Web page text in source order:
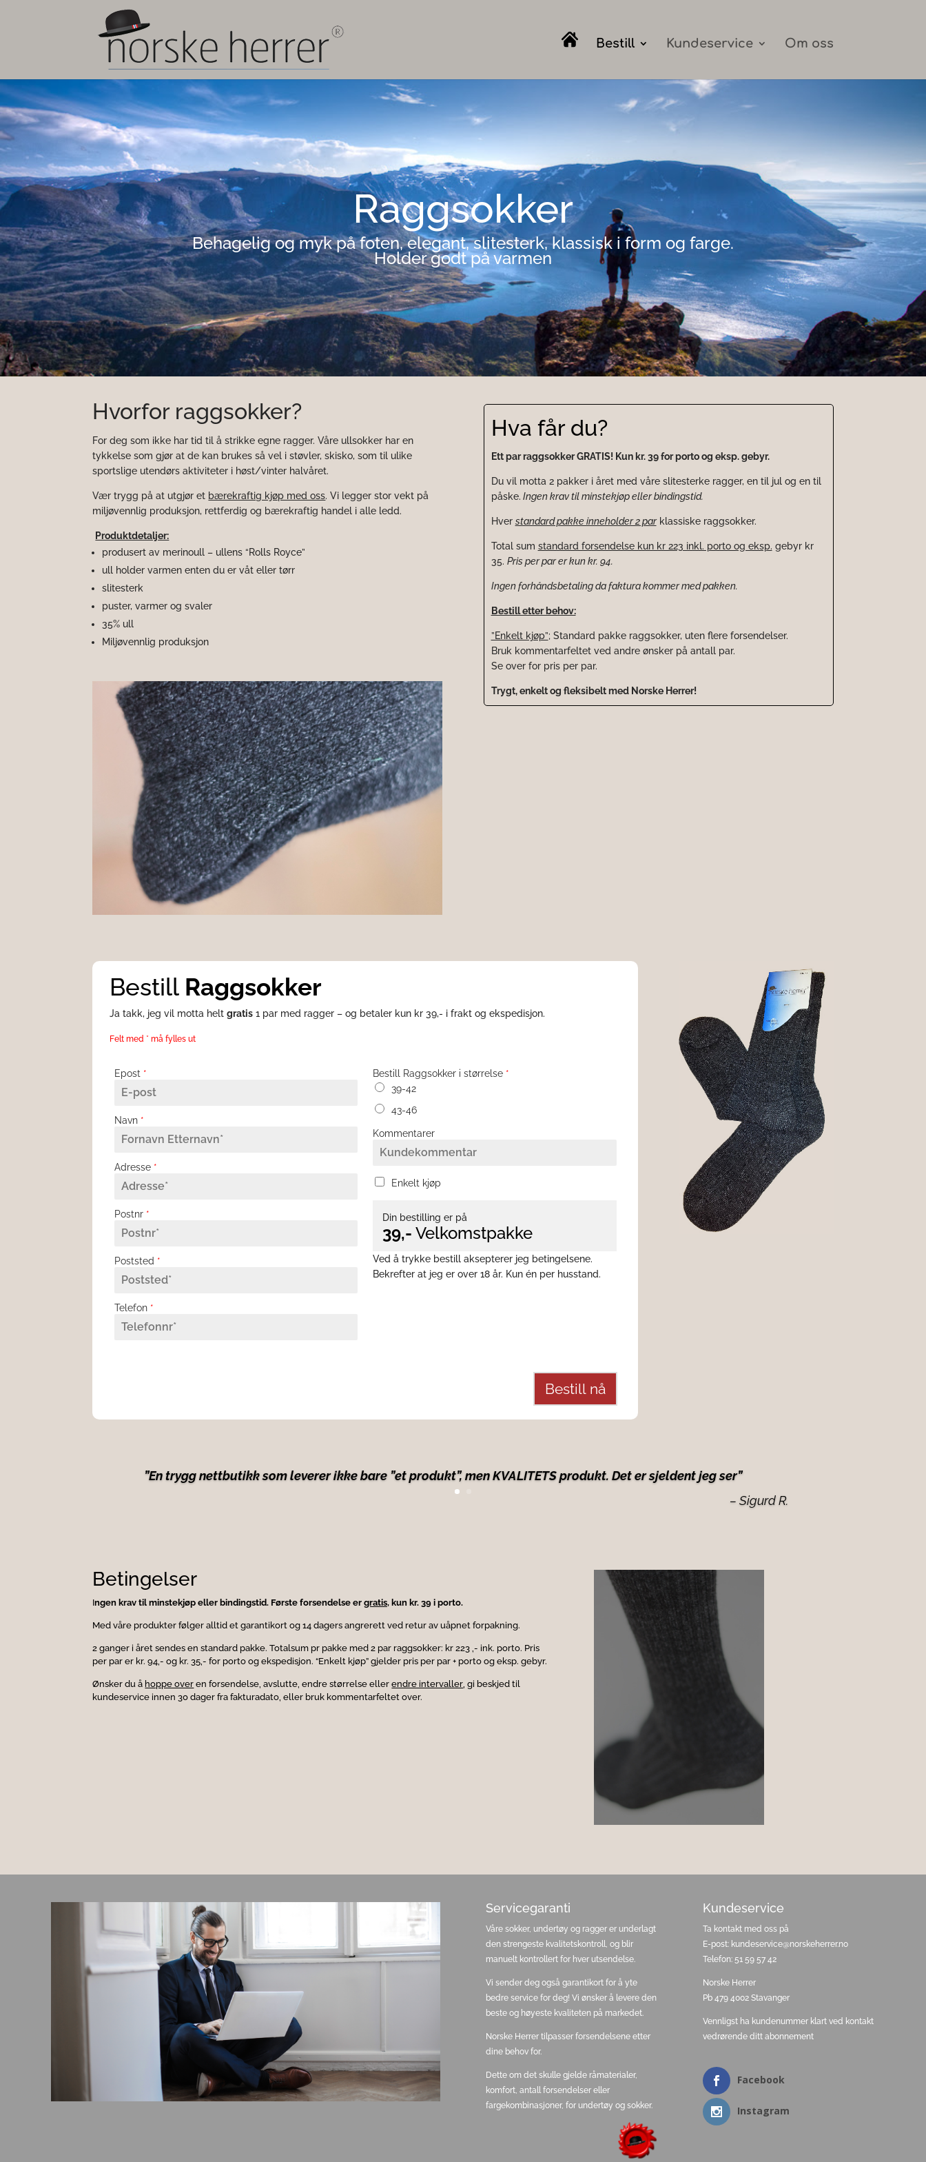
Bestill Kundeservice Om oss
Raggsokker
Behagelig og myk på foten, elegant, slitesterk, klassisk i form og farge.
Holder godt på varmen
Hvorfor raggsokker?
For deg som ikke har tid til å strikke egne ragger. Våre ullsokker har en
tykkelse som gjør at de kan brukes så vel i støvler, skisko, som til ulike
sportslige utendørs aktiviteter i høst/vinter halvåret.
Vær trygg på at utgjør et bærekraftig kjøp med oss. Vi legger stor vekt på
miljøvennlig produksjon, rettferdig og bærekraftig handel i alle ledd.
Produktdetaljer:
produsert av merinoull – ullens “Rolls Royce”
ull holder varmen enten du er våt eller tørr
slitesterk
puster, varmer og svaler
35% ull
Miljøvennlig produksjon
Hva får du?
Ett par raggsokker GRATIS! Kun kr. 39 for porto og eksp. gebyr.
Du vil motta 2 pakker i året med våre slitesterke ragger, en til jul og en til
påske. Ingen krav til minstekjøp eller bindingstid.
Hver standard pakke inneholder 2 parklassiske raggsokker.
Total sum standard forsendelse kun kr 223 inkl. porto og eksp. gebyr kr
35. Pris per par er kun kr. 94.
Ingen forhåndsbetaling da faktura kommer med pakken.
Bestill etter behov:
”Enkelt kjøp”;Standard pakke raggsokker, uten flere forsendelser.
Bruk kommentarfeltet ved andre ønsker på antall par.
Se over for pris per par.
Trygt, enkelt og fleksibelt med Norske Herrer!
Bestill Raggsokker
Ja takk, jeg vil motta heltgratis 1 par med ragger – og betaler kun kr 39,- i frakt og ekspedisjon.
Felt med * må fylles ut
Epost *
Navn *
Adresse *
Postnr *
Poststed *
Telefon *
Bestill Raggsokker i størrelse *
39-42
43-46
Kommentarer
E
k
ø
Enkelt kjøp
Din bestilling er på
39,- Velkomstpakke
Ved å trykke bestill aksepterer jeg betingelsene.
Bekrefter at jeg er over 18 år. Kun én per husstand.
Bestill nå
”En trygg nettbutikk som leverer ikke bare ”et produkt”, men KVALITETS produkt. Det er sjeldent jeg ser”
– Sigurd R.
Betingelser
Ingen krav til minstekjøp eller bindingstid. Første forsendelse ergratis, kun kr. 39 i porto.
Med våre produkter følger alltid et garantikort og 14 dagers angrerett ved retur av uåpnet forpakning.
2 ganger i året sendes en standard pakke. Totalsum pr pakke med 2 par raggsokker: kr 223 ,- ink. porto. Pris
per par er kr. 94,- og kr. 35,- for porto og ekspedisjon. “Enkelt kjøp” gjelder pris per par + porto og eksp. gebyr.
Ønsker du å hoppe over en forsendelse, avslutte, endre størrelse ellerendre intervaller ,gi beskjed til
kundeservice innen 30 dager fra fakturadato, eller bruk kommentarfeltet over.
Servicegaranti
Våre sokker, undertøy og ragger er underlagt
den strengeste kvalitetskontroll, og blir
manuelt kontrollert for hver utsendelse.
Vi sender deg også garantikort for å yte
bedre service for deg! Vi ønsker å levere den
beste og høyeste kvaliteten på markedet.
Norske Herrer tilpasser forsendelsene etter
dine behov for.
Dette om det skulle gjelde råmaterialer,
komfort, antall forsendelser eller
fargekombinasjoner, for undertøy og sokker.
Kundeservice
Ta kontakt med oss på
E-post: kundeservice@norskeherrer.no
Telefon: 51 59 57 42
Norske Herrer
Pb 479 4002 Stavanger
Vennligst ha kundenummer klart ved kontakt
vedrørende ditt abonnement
Facebook
Instagram